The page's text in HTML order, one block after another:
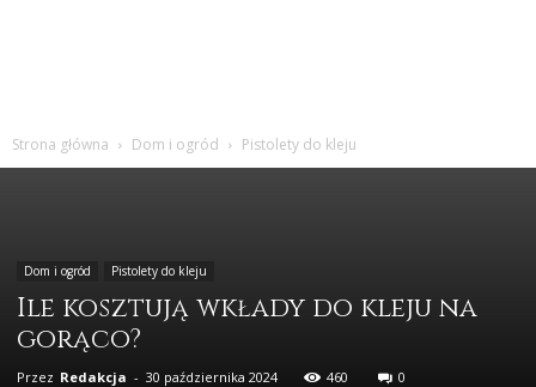
Strona główna Dom i ogród Pistolety do kleju
Dom i ogród Pistolety do kleju
Ile kosztują wkłady do kleju na
gorąco?
Przez Redakcja - 30 października 2024 460 0